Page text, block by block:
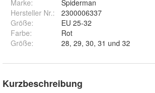
Marke:
Spiderman
Hersteller Nr.:
2300006337
Größe:
EU 25-32
Farbe:
Rot
Größe: 28, 29, 30, 31 und 32
Kurzbeschreibung